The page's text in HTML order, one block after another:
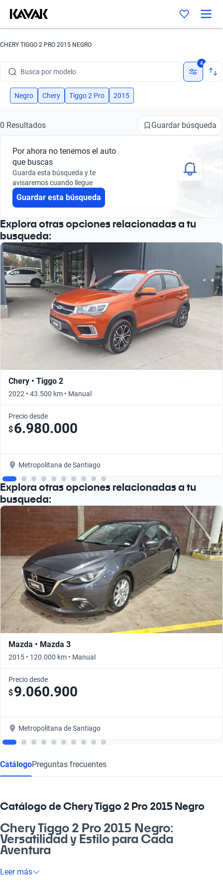
CHERY TIGGO 2 PRO 2015 NEGRO
Busca por modelo
Busca por versión
Busca por marca
Busca por modelo
Busca por versión
4
Negro Chery Tiggo 2 Pro 2015
0 Resultados Guardar búsqueda
Por ahora no tenemos el auto
que buscas
Guarda esta búsqueda y te
avisaremos cuando llegue
Guardar esta búsqueda
Explora otras opciones relacionadas a tu
busqueda:
Chery • Tiggo 2
2022 • 43.500 km • Manual
Precio desde
$6.980.000
Metropolitana de Santiago
Explora otras opciones relacionadas a tu
busqueda:
Mazda • Mazda 3
2015 • 120.000 km • Manual
Precio desde
$9.060.900
Metropolitana de Santiago
CatálogoPreguntas frecuentes
Catálogo de Chery Tiggo 2 Pro 2015 Negro
Chery Tiggo 2 Pro 2015 Negro:
Versatilidad y Estilo para Cada
Aventura
El Chery Tiggo 2 Pro 2015 Negro es la máquina que necesitas
Leer más